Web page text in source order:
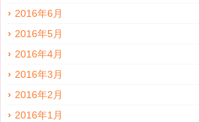
2016年6月
2016年5月
2016年4月
2016年3月
2016年2月
2016年1月